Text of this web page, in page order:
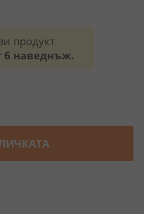
продукт
6 наведнъж.